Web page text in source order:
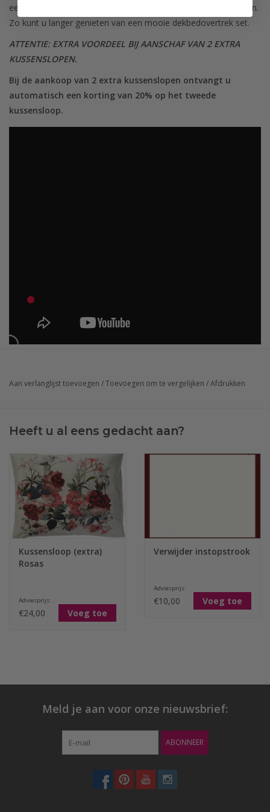
eerste aanschaf tevens een extra set kussenslopen te bestellen.
Zo kunt u langer genieten van een mooie dekbedovertrek set.
ATTENTIE: EXTRA VOORDEEL BIJ AANSCHAF VAN 2 EXTRA
KUSSENSLOPEN.
Bij de aankoop van 2 extra kussenslopen ontvangt u
automatisch een korting van 20% op het tweede
kussensloop.
Aan verlanglijst toevoegen /Toevoegen om te vergelijken /Afdrukken
Heeft u al eens gedacht aan?
Kussensloop (extra)
Rosas
Adviesprijs:
€24,00 Voeg toe
Verwijder instopstrook
Adviesprijs:
€10,00 Voeg toe
Meld je aan voor onze nieuwsbrief:
ABONNEER